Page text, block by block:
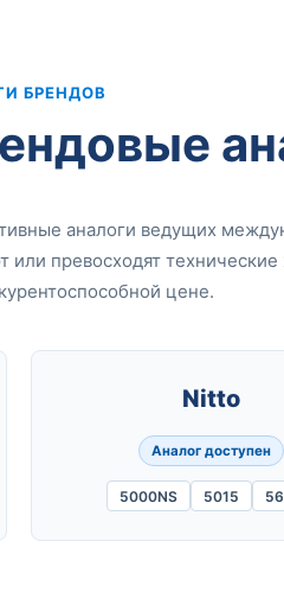
БРЕНДОВ
аналоги ведущих
превосходят технические
цене.
Nitto
Аналог доступен
5000NS 5015